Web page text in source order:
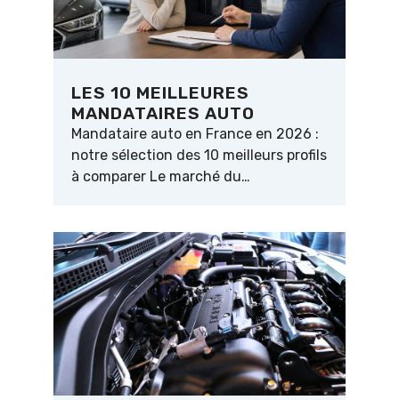
LES 10 MEILLEURES
MANDATAIRES AUTO
Mandataire auto en France en 2026 :
notre sélection des 10 meilleurs profils
à comparer Le marché du…